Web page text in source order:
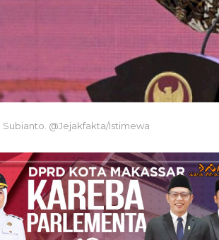
Subianto. @Jejakfakta/Istimewa